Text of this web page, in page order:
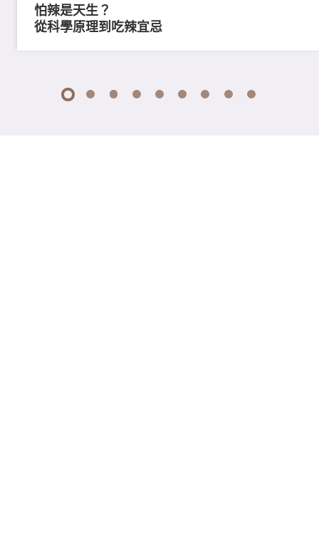
怕辣是天生？
從科學原理到吃辣宜忌
1 2 3 4 5 6 7 8 9